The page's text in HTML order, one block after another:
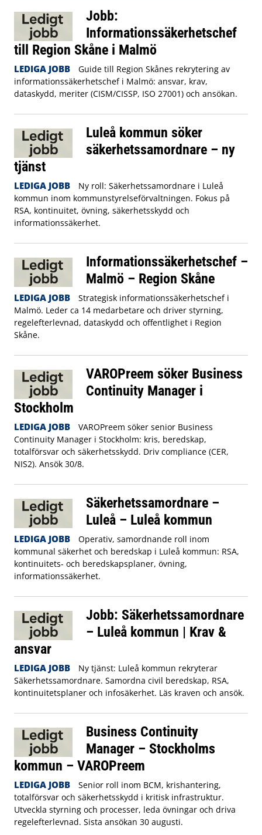
Jobb:
Informationssäkerhetschef
till Region Skåne i Malmö
LEDIGA JOBB
Guide till Region Skånes rekrytering av
informationssäkerhetschef i Malmö: ansvar, krav,
dataskydd, meriter (CISM/CISSP, ISO 27001) och ansökan.
Luleå kommun söker
säkerhetssamordnare – ny
tjänst
LEDIGA JOBB
Ny roll: Säkerhetssamordnare i Luleå
kommun inom kommunstyrelseförvaltningen. Fokus på
RSA, kontinuitet, övning, säkerhetsskydd och
informationssäkerhet.
Informationssäkerhetschef –
Malmö – Region Skåne
LEDIGA JOBB
Strategisk informationssäkerhetschef i
Malmö. Leder ca 14 medarbetare och driver styrning,
regelefterlevnad, dataskydd och offentlighet i Region
Skåne.
VAROPreem söker Business
Continuity Manager i
Stockholm
LEDIGA JOBB
VAROPreem söker senior Business
Continuity Manager i Stockholm: kris, beredskap,
totalförsvar och säkerhetsskydd. Driv compliance (CER,
NIS2). Ansök 30/8.
Säkerhetssamordnare –
Luleå – Luleå kommun
LEDIGA JOBB
Operativ, samordnande roll inom
kommunal säkerhet och beredskap i Luleå kommun: RSA,
kontinuitets- och beredskapsplaner, övning,
informationssäkerhet.
Jobb: Säkerhetssamordnare
– Luleå kommun | Krav &
ansvar
LEDIGA JOBB
Ny tjänst: Luleå kommun rekryterar
Säkerhetssamordnare. Samordna civil beredskap, RSA,
kontinuitetsplaner och infosäkerhet. Läs kraven och ansök.
Business Continuity
Manager – Stockholms
kommun – VAROPreem
LEDIGA JOBB
Senior roll inom BCM, krishantering,
totalförsvar och säkerhetsskydd i kritisk infrastruktur.
Utveckla styrning och processer, leda övningar och driva
regelefterlevnad. Sista ansökan 30 augusti.